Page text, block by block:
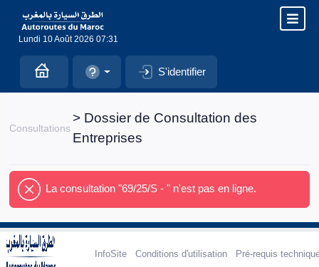
Lundi 10 Août 2026 07:31
S'identifier
Consultations
> Dossier de Consultation des
Entreprises
La consultation "69/25/S - " n'est pas en ligne.
InfoSite Conditions d'utilisation Pré-requis